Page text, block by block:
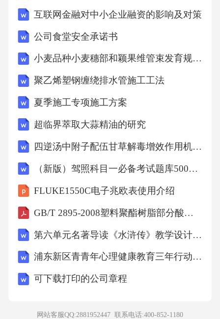
互联网金融对中小企业融资的影响及对策
公司食堂安全承诺书
小麦品种小麦穗部和颖果维管束发育规律研究
聚乙烯塑钢缠绕排水管施工工法
夏季施工专项施工方案
超临界萃取大蒜精油的研究
四逆汤中附子配伍甘草解毒增效作用机制研究
（新版）驾照科目一必备考试题库500题（含答案）
FLUKE1550C电子兆欧表使用介绍
GB/T 2895-2008塑料聚酯树脂部分酸值和总酸值的测定
第六单元名著导读《水浒传》教学设计 部编版语文九年级上册
浦东新区青青年心理健康教育三年行动打算
可下载打印的公司章程
网站客服QQ:2881952447 联系电话:400-852-1180